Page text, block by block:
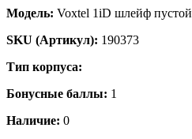
Модель: Voxtel 1iD шлейф пустой
SKU (Артикул): 190373
Тип корпуса:
Бонусные баллы: 1
Наличие: 0